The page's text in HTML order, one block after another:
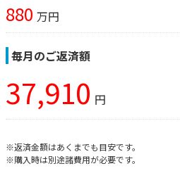
880 万円
毎月のご返済額
37,910 円
※返済金額はあくまでも目安です。
※購入時は別途諸費用が必要です。